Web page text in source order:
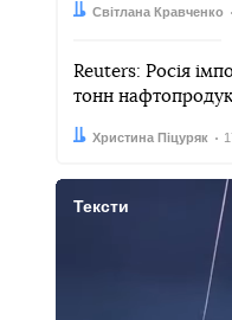
Автор:
Світлана Кравченко
Дата:
Reuters: Росія
тонн
Автор:
Христина Піцуряк
Дата:
Тексти